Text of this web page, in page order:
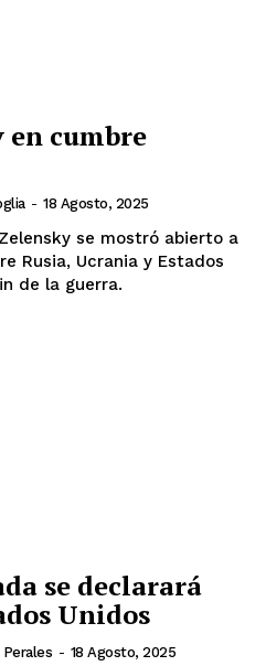
en cumbre
- 18 Agosto, 2025
se mostró abierto a
Rusia, Ucrania y Estados
de la guerra.
se declarará
Unidos
Perales - 18 Agosto, 2025